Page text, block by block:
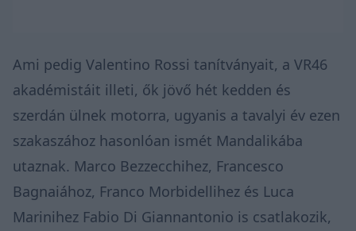
Ami pedig Valentino Rossi tanítványait, a VR46
akadémistáit illeti, ők jövő hét kedden és
szerdán ülnek motorra, ugyanis a tavalyi év ezen
szakaszához hasonlóan ismét Mandalikába
utaznak. Marco Bezzecchihez, Francesco
Bagnaiához, Franco Morbidellihez és Luca
Marinihez Fabio Di Giannantonio is csatlakozik,